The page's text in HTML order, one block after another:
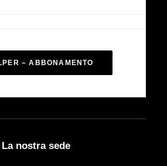
– ABBONAMENTO
La nostra sede